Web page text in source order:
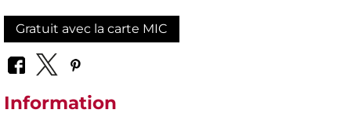
Gratuit avec la carte MIC
Information